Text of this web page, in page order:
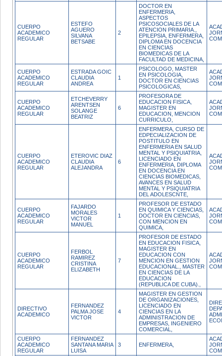
CUERPO
ACADEMICO
REGULAR
ESTEFO
AGUERO
SILVANA
BETSABE
2
DOCTOR EN
ENFERMERIA,
ASPECTOS
PSICOSOCIALES DE LA
ATENCION PRIMARIA.,
EPILEPSIA, ENFERMERA,
DIPLOMA EN DOCENCIA
EN CIENCIAS
BIOMEDICAS DE LA
FACULTAD DE MEDICINA,
CUERPO
ACADEMICO
REGULAR
ESTRADA GOIC
CLAUDIA
ANDREA
1
PSICOLOGO, MASTER
EN PSICOLOGIA,
DOCTOR EN CIENCIAS
PSICOLOGICAS,
CUERPO
ACADEMICO
REGULAR
ETCHEVERRY
ARENTSEN
SOLANGE
BEATRIZ
6
PROFESORA DE
EDUCACION FISICA,
MAGISTER EN
EDUCACION, MENCION
CURRICULO,
CUERPO
ACADEMICO
REGULAR
ETEROVIC DIAZ
CLAUDIA
ALEJANDRA
6
ENFERMERA, CURSO DE
EDPECIALIZACION DE
POSTITULO EN
ENFERMERIA EN SALUD
MENTAL Y PSIQUIATRIA,
LICENCIADO EN
ENFERMERIA, DIPLOMA
EN DOCENCIA EN
CIENCIAS BIOMEDICAS,
AVANCES EN SALUD
MENTAL Y PSIQUIATRIA
DEL ADOLESCNTE,
CUERPO
ACADEMICO
REGULAR
FAJARDO
MORALES
VICTOR
MANUEL
1
PROFESOR DE ESTADO
EN QUIMICA Y CIENCIAS,
DOCTOR EN CIENCIAS,
CON MENCION EN
QUIMICA,
CUERPO
ACADEMICO
REGULAR
FERBOL
RAMIREZ
CRISTINA
ELIZABETH
7
PROFESOR DE ESTADO
EN EDUCACION FISICA,
MAGISTER EN
EDUCACION CON
MENCION EN GESTION
EDUCACIONAL., MASTER
EN CIENCIAS DE LA
EDUCACION
(REPUBLICA DE CUBA).,
DIRECTIVO
ACADEMICO
FERNANDEZ
PALMA JOSE
VICTOR
4
MAGISTER EN GESTION
DE ORGANIZACIONES,
LICENCIADO EN
CIENCIAS EN LA
ADMINISTRACION DE
EMPRESAS, INGENIERO
COMERCIAL,
CUERPO
ACADEMICO
REGULAR
FERNANDEZ
SANTANA MARIA
LUISA
3 ENFERMERA,